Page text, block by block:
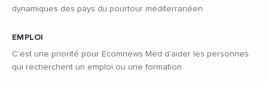
dynamiques des pays du pourtour méditerranéen.
EMPLOI
C’est une priorité pour Ecomnews Med d’aider les personnes
qui recherchent un emploi ou une formation.